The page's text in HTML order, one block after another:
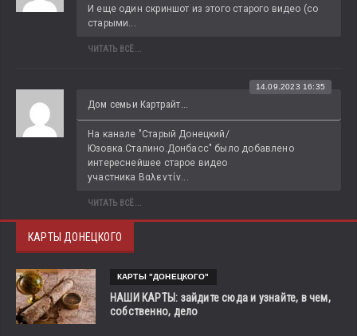
И еще один скриншот из этого старого видео (со
старыми...
ЧИТАТЬ ВСЁ...
Дом семьи Картрайт...
14.09.2023 16:35
На канале "Старый Донецкий/
Юзовка.Сталино.Донбасс" было добавлено
интереснейшее старое видео
участника Βαλεντίν...
ЧИТАТЬ ВСЁ...
КАРТЫ ДОНЕЦКОГО
КАРТЫ "ДОНЕЦКОГО"
НАШИ КАРТЫ: зайдите сюда и узнайте, в чем,
собственно, дело